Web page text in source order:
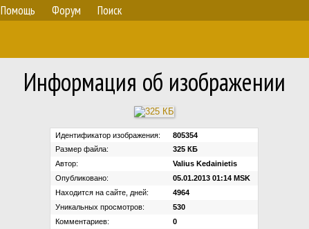
Помощь Форум Поиск
Информация об изображении
Идентификатор изображения:
805354
Размер файла:
325 КБ
Автор:
Valius Kedainietis
Опубликовано:
05.01.2013 01:14 MSK
Находится на сайте, дней:
4964
Уникальных просмотров:
530
Комментариев:
0